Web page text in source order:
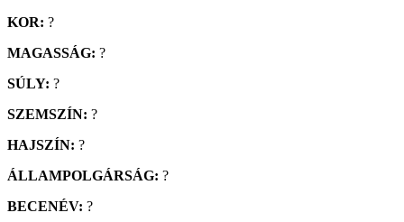
KOR: ?
MAGASSÁG: ?
SÚLY: ?
SZEMSZÍN: ?
HAJSZÍN: ?
ÁLLAMPOLGÁRSÁG: ?
BECENÉV: ?